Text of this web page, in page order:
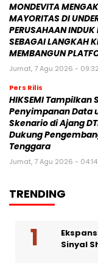
MONDEVITA
MAYORITAS DI
PERUSAHAAN
SEBAGAI LANGKAH
MEMBANGUN
Jumat, 7 Agu 2026 -
Pers Rilis
HIKSEMI Tampilkan
Penyimpanan Data
Skenario di Ajang
Dukung
Tenggara
Jumat, 7 Agu 2026 - 04:14
TRENDING
Sinyal